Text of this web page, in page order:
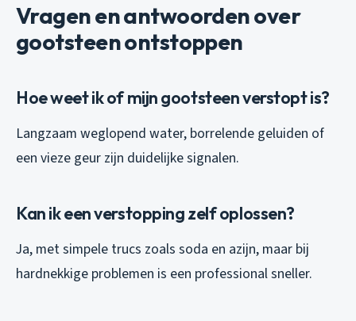
Vragen en antwoorden over
gootsteen ontstoppen
Hoe weet ik of mijn gootsteen verstopt is?
Langzaam weglopend water, borrelende geluiden of
een vieze geur zijn duidelijke signalen.
Kan ik een verstopping zelf oplossen?
Ja, met simpele trucs zoals soda en azijn, maar bij
hardnekkige problemen is een professional sneller.